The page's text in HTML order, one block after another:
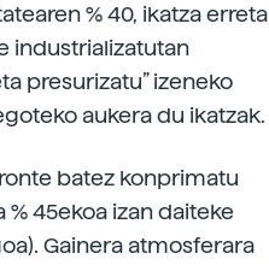
% 40, ikatza erreta
industrializatutan
presurizatu” izeneko
aukera du ikatzak.
batez konprimatu
45ekoa izan daiteke
Gainera atmosferara